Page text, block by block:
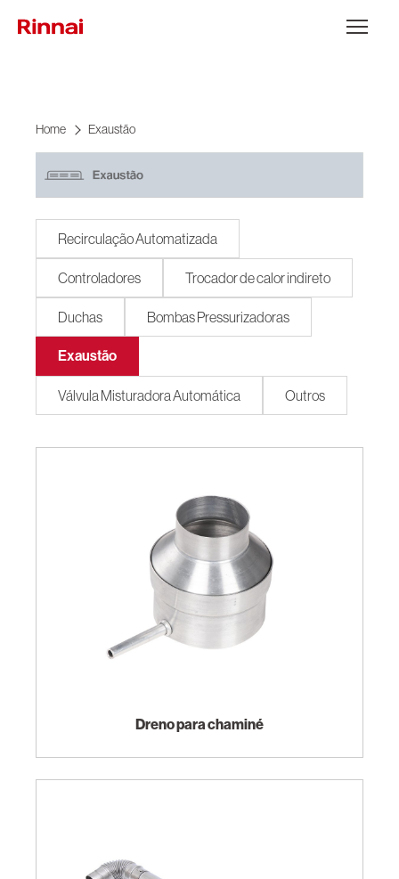
Open the
Home Exaustão
Recirculação Automatizada
Controladores Trocador de calor indireto
Duchas Bombas Pressurizadoras
Exaustão
Válvula Misturadora Automática Outros
Dreno para chaminé